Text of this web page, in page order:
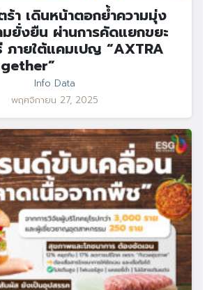
า เดินหน้าตอกย้ำความมุ่ง
ยั่งยืน ผ่านการคัดแยกขยะ
ภายใต้แคมเปญ “AXTRA
Info Data
พฤศจิกายน 27, 2025